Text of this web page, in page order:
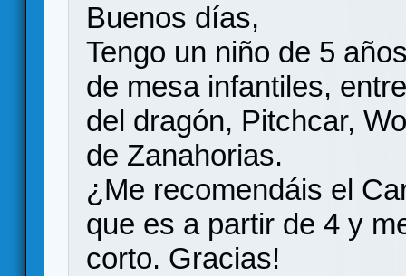
Buenos días,
Tengo un niño de 5
de mesa infantiles,
del dragón, Pitchcar,
de Zanahorias.
¿Me recomendáis el
que es a partir de 4 y
corto. Gracias!